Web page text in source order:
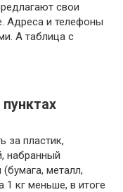
свои
Адреса и телефоны
А таблица с
за пластик,
набранный
металл,
1 кг меньше, в итоге